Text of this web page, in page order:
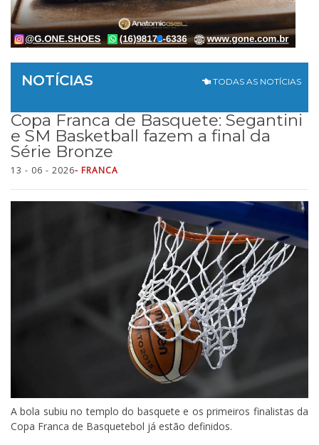
NOTÍCIAS TODAS AS NOTÍCIAS
Copa Franca de Basquete: Segantini
e SM Basketball fazem a final da
Série Bronze
13 - 06 - 2026- FRANCA
A bola subiu no templo do basquete e os primeiros finalistas da
Copa Franca de Basquetebol já estão definidos.